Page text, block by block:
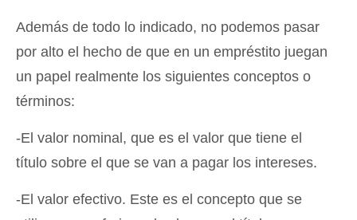
Además de todo lo indicado, no podemos pasar
por alto el hecho de que en un empréstito juegan
un papel realmente los siguientes conceptos o
términos:
-El valor nominal, que es el valor que tiene el
título sobre el que se van a pagar los intereses.
-El valor efectivo. Este es el concepto que se